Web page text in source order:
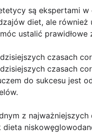
są ekspertami
diet, ale również
ustalić
czasach
czasach
do sukcesu jest
z
dieta